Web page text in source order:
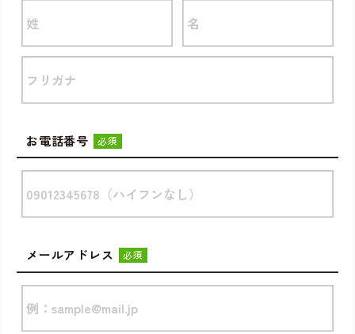
お電話番号 必須
メールアドレス 必須